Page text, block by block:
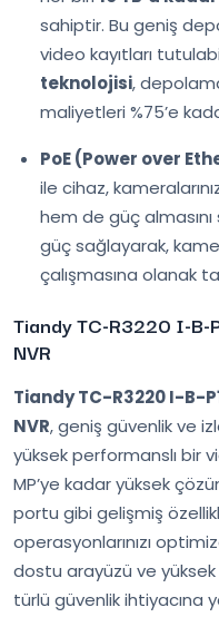
sahiptir. Bu geniş
video kayıtları
teknolojisi,
maliyetleri %75’e
PoE (Power over
ile cihaz,
hem de güç
güç sağlayarak,
çalışmasına olanak
Tiandy TC-R3220 I-B-
NVR
Tiandy TC-R3220 I-B-
NVR, geniş güvenlik ve
yüksek performanslı bir
MP’ye kadar yüksek
portu gibi gelişmiş
operasyonlarınızı
dostu arayüzü ve
türlü güvenlik ihtiyacına